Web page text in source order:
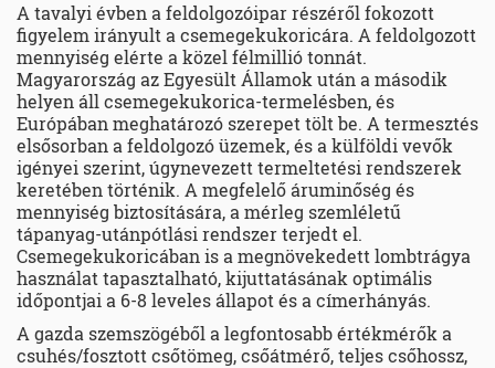
A tavalyi évben a feldolgozóipar részéről fokozott
figyelem irányult a csemegekukoricára. A feldolgozott
mennyiség elérte a közel félmillió tonnát.
Magyarország az Egyesült Államok után a második
helyen áll csemegekukorica-termelésben, és
Európában meghatározó szerepet tölt be. A termesztés
elsősorban a feldolgozó üzemek, és a külföldi vevők
igényei szerint, úgynevezett termeltetési rendszerek
keretében történik. A megfelelő áruminőség és
mennyiség biztosítására, a mérleg szemléletű
tápanyag-utánpótlási rendszer terjedt el.
Csemegekukoricában is a megnövekedett lombtrágya
használat tapasztalható, kijuttatásának optimális
időpontjai a 6-8 leveles állapot és a címerhányás.
A gazda szemszögéből a legfontosabb értékmérők a
csuhés/fosztott csőtömeg, csőátmérő, teljes csőhossz,